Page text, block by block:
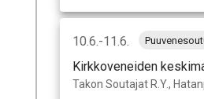
10.6.-11.6.
Kirkkoveneiden
Takon Soutajat R.Y.,